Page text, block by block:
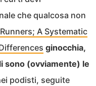
che qualcosa non
A Systematic
ginocchia,
sono (ovviamente) le
podisti, seguite